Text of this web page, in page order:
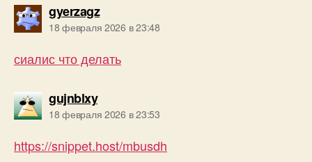
gyerzagzпишет:
18 февраля 2026 в 23:48
сиалис что делать
gujnblxyпишет:
18 февраля 2026 в 23:53
https://snippet.host/mbusdh